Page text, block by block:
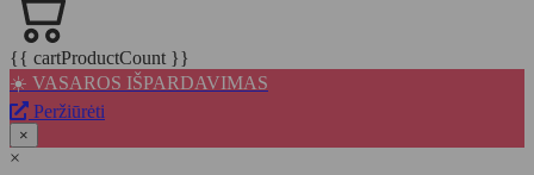
{{ cartProductCount }}
☀️ VASAROS IŠPARDAVIMAS
Peržiūrėti
×
×